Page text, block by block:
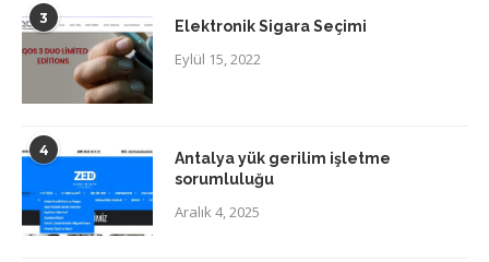
3 Elektronik Sigara Seçimi
Eylül 15, 2022
4
Antalya yük gerilim işletme
sorumluluğu
Aralık 4, 2025